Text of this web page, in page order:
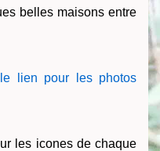
belles maisons entre
le lien pour les photos
les icones de chaque